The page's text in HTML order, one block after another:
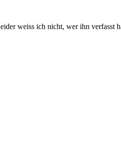
weiss ich nicht, wer ihn verfasst